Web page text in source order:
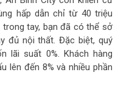
hấp dẫn chỉ từ 40 triệu
tay, bạn đã có thể sở
đủ nội thất. Đặc biệt, quý
lãi suất 0%. Khách hàng
lên đến 8% và nhiều phần